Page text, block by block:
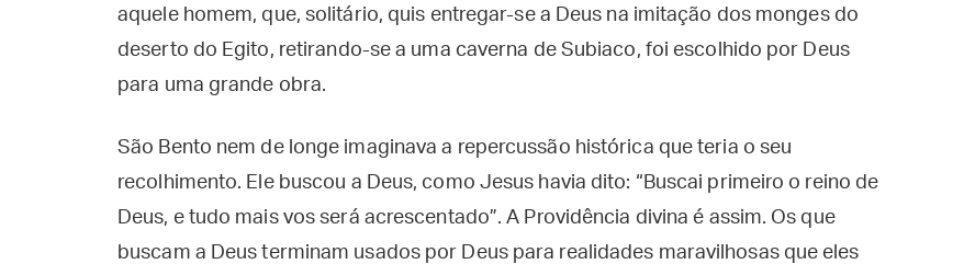
aquele homem, que, solitário, quis entregar-se a Deus na imitação dos monges do
deserto do Egito, retirando-se a uma caverna de Subiaco, foi escolhido por Deus
para uma grande obra.
São Bento nem de longe imaginava a repercussão histórica que teria o seu
recolhimento. Ele buscou a Deus, como Jesus havia dito: “Buscai primeiro o reino de
Deus, e tudo mais vos será acrescentado”. A Providência divina é assim. Os que
buscam a Deus terminam usados por Deus para realidades maravilhosas que eles